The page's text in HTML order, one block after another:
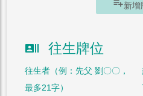
playlist_add新增
recent_actors 往生牌位
往生者（例：先父 劉〇〇，
最多21字）